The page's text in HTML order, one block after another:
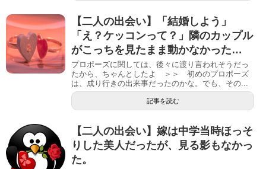
【二人の出会い】「結婚しよう」
「え？ケッコンって？」隣のカップル
がこっちを見たまま動かなかった…
プロポーズに関しては、後々に渡り言われそうだっ
たから、ちゃんとしたよ ＞＞ 初めのプロポーズ
は、成り行きの出来事だったのかな。でも、その...
記事を読む
【二人の出会い】嫁は中学当時ほっそ
りした美人だったが、見る影もなかっ
た。